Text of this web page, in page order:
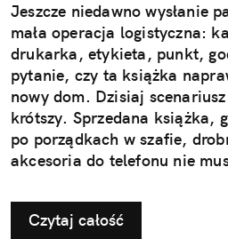
Jeszcze niedawno wysłanie
mała operacja logistyczna:
drukarka, etykieta, punkt,
pytanie, czy ta książka
nowy dom. Dzisiaj
krótszy. Sprzedana książka,
po porządkach w szafie,
akcesoria do telefonu nie
Mobile, dobrze zapakowana
automat Paczkomat®.
Czytaj całość